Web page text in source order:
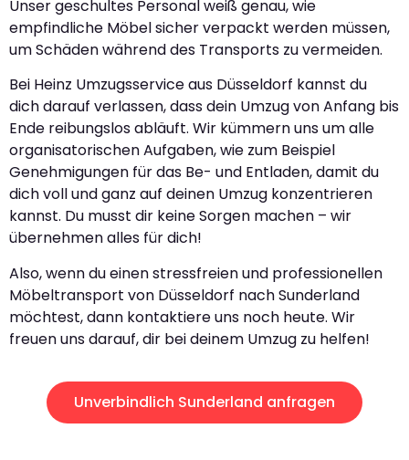
Unser geschultes Personal weiß genau, wie
empfindliche Möbel sicher verpackt werden müssen,
um Schäden während des Transports zu vermeiden.
Bei Heinz Umzugsservice aus Düsseldorf kannst du
dich darauf verlassen, dass dein Umzug von Anfang bis
Ende reibungslos abläuft. Wir kümmern uns um alle
organisatorischen Aufgaben, wie zum Beispiel
Genehmigungen für das Be- und Entladen, damit du
dich voll und ganz auf deinen Umzug konzentrieren
kannst. Du musst dir keine Sorgen machen – wir
übernehmen alles für dich!
Also, wenn du einen stressfreien und professionellen
Möbeltransport von Düsseldorf nach Sunderland
möchtest, dann kontaktiere uns noch heute. Wir
freuen uns darauf, dir bei deinem Umzug zu helfen!
Unverbindlich Sunderland anfragen